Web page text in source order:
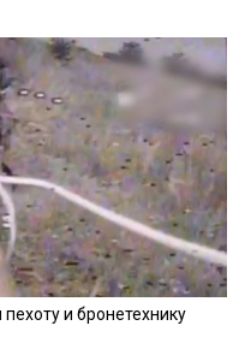
и бронетехнику